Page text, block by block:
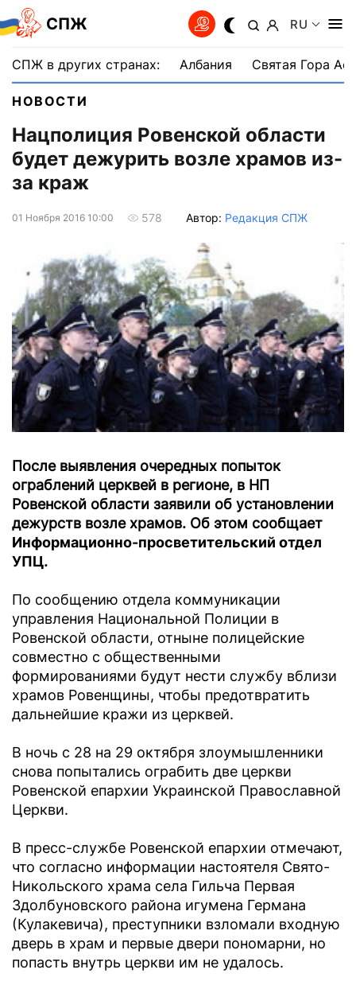
СПЖ RU
СПЖ в других странах: Албания Святая Гора
НОВОСТИ
Нацполиция Ровенской области
будет дежурить возле храмов из-
за краж
01 Ноября 2016 10:00 578 Автор: Редакция СПЖ
После выявления очередных попыток
ограблений церквей в регионе, в НП
Ровенской области заявили об установлении
дежурств возле храмов. Об этом сообщает
Информационно-просветительский отдел
УПЦ.
По сообщению отдела коммуникации
управления Национальной Полиции в
Ровенской области, отныне полицейские
совместно с общественными
формированиями будут нести службу вблизи
храмов Ровенщины, чтобы предотвратить
дальнейшие кражи из церквей.
В ночь с 28 на 29 октября злоумышленники
снова попытались ограбить две церкви
Ровенской епархии Украинской Православной
Церкви.
В пресс-службе Ровенской епархии отмечают,
что согласно информации настоятеля Свято-
Никольского храма села Гильча Первая
Здолбуновского района игумена Германа
(Кулакевича), преступники взломали входную
дверь в храм и первые двери пономарни, но
попасть внутрь церкви им не удалось.